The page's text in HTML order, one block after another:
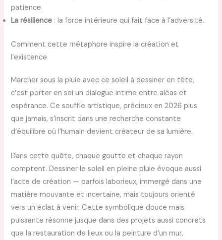
patience.
La résilience : la force intérieure qui fait face à l’adversité.
Comment cette métaphore inspire la création et
l’existence
Marcher sous la pluie avec ce soleil à dessiner en tête,
c’est porter en soi un dialogue intime entre aléas et
espérance. Ce souffle artistique, précieux en 2026 plus
que jamais, s’inscrit dans une recherche constante
d’équilibre où l’humain devient créateur de sa lumière.
Dans cette quête, chaque goutte et chaque rayon
comptent. Dessiner le soleil en pleine pluie évoque aussi
l’acte de création — parfois laborieux, immergé dans une
matière mouvante et incertaine, mais toujours orienté
vers un éclat à venir. Cette symbolique douce mais
puissante résonne jusque dans des projets aussi concrets
que la restauration de lieux ou la peinture d’un mur,